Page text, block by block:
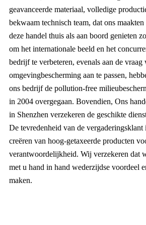
geavanceerde materiaal, volledige
bekwaam technisch team, dat ons
deze handel thuis als aan boord genieten
om het internationale beeld en het
bedrijf te verbeteren, evenals aan de vraag
omgevingbescherming aan te passen,
ons bedrijf de pollution-free
in 2004 overgegaan. Bovendien, Ons
in Shenzhen verzekeren de geschikte
De tevredenheid van de
creëren van hoog-getaxeerde producten
verantwoordelijkheid. Wij verzekeren dat
met u hand in hand wederzijdse voordeel
maken.